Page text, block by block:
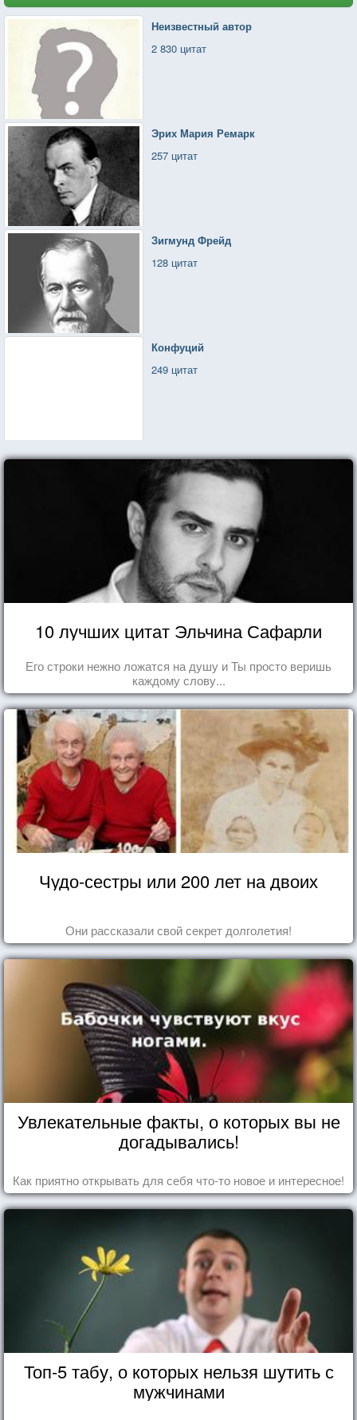
Неизвестный автор
2 830 цитат
Эрих Мария Ремарк
257 цитат
Зигмунд Фрейд
128 цитат
Конфуций
249 цитат
10 лучших цитат Эльчина Сафарли
Его строки нежно ложатся на душу и Ты просто веришь
каждому слову...
Чудо-сестры или 200 лет на двоих
Они рассказали свой секрет долголетия!
Увлекательные факты, о которых вы не
догадывались!
Как приятно открывать для себя что-то новое и интересное!
Топ-5 табу, о которых нельзя шутить с
мужчинами